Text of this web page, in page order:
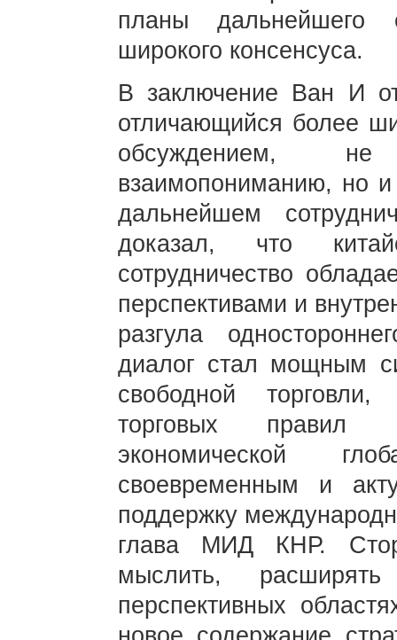
планы дальнейшего
широкого консенсуса.
В заключение Ван И
отличающийся более
обсуждением, не
взаимопониманию, но и
дальнейшем
доказал, что
сотрудничество
перспективами и
разгула
диалог стал мощным
свободной
торговых правил
экономической
своевременным и
поддержку
глава МИД КНР.
мыслить,
перспективных